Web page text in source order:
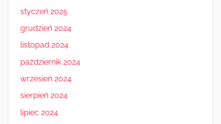
styczeń 2025
grudzień 2024
listopad 2024
październik 2024
wrzesień 2024
sierpień 2024
lipiec 2024